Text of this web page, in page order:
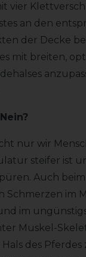
vier
an den
der Decke
mit breiten,
nur wir
steifer ist
Auch
Schmerzen im
im
Muskel-
des